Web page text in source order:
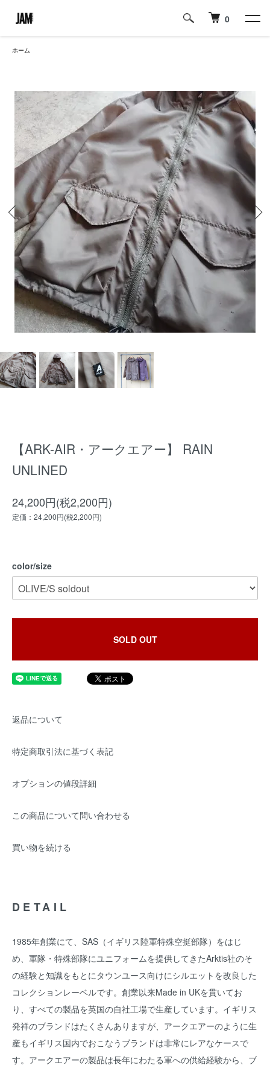
0
ホーム
【ARK-AIR・アークエアー】 RAIN
UNLINED
24,200円(税2,200円)
定価：24,200円(税2,200円)
color/size
SOLD OUT
返品について
特定商取引法に基づく表記
オプションの値段詳細
この商品について問い合わせる
買い物を続ける
DETAIL
1985年創業にて、SAS（イギリス陸軍特殊空挺部隊）をはじ
め、軍隊・特殊部隊にユニフォームを提供してきたArktis社のそ
の経験と知識をもとにタウンユース向けにシルエットを改良した
コレクションレーベルです。創業以来Made in UKを貫いてお
り、すべての製品を英国の自社工場で生産しています。イギリス
発祥のブランドはたくさんありますが、アークエアーのように生
産もイギリス国内でおこなうブランドは非常にレアなケースで
す。アークエアーの製品は長年にわたる軍への供給経験から、ブ